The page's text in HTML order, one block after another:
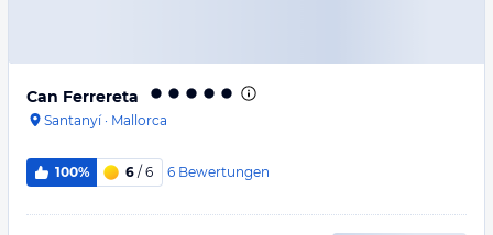
Can Ferrereta
Santanyí· Mallorca
100% 6 / 6 6 Bewertungen